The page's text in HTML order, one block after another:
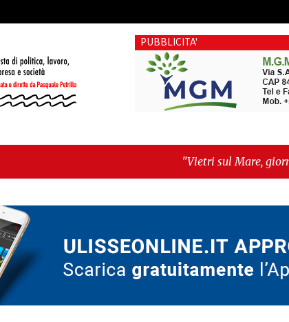
PUBBLICITA'
"Vietri sul Mare, giornata storica: la
New York morde il futuro"